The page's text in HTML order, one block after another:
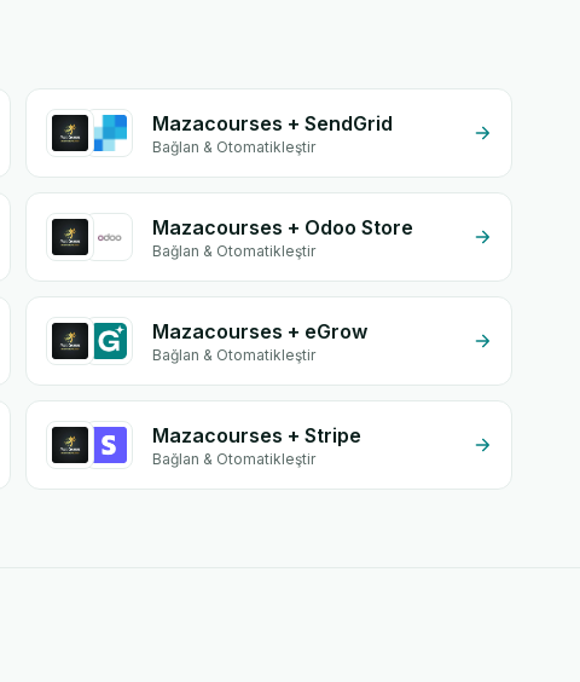
Mazacourses + SendGrid
Bağlan & Otomatikleştir
Mazacourses + Odoo Store
Bağlan & Otomatikleştir
Mazacourses + eGrow
Bağlan & Otomatikleştir
Mazacourses + Stripe
Bağlan & Otomatikleştir